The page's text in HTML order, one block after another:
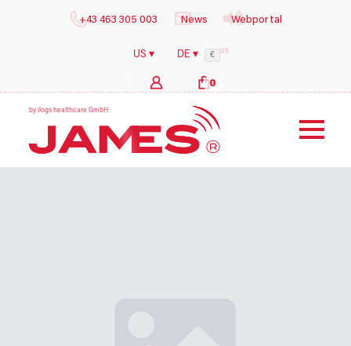
+43 463 305 003 News Webportal
US ▾ DE ▾ € US
0
by il ogs hea thcare Gm bH